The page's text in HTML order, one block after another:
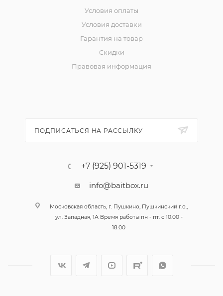
Условия оплаты
Условия доставки
Гарантия на товар
Скидки
Правовая информация
ПОДПИСАТЬСЯ НА РАССЫЛКУ
+7 (925) 901-5319
info@baitbox.ru
Московская область, г. Пушкино, Пушкинский г.о.,
ул. Западная, 1А Время работы пн - пт. с 10.00 -
18.00